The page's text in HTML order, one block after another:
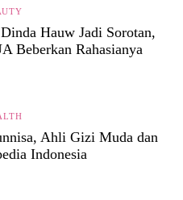
Hauw Jadi Sorotan,
Beberkan Rahasianya
Ahli Gizi Muda dan
Indonesia